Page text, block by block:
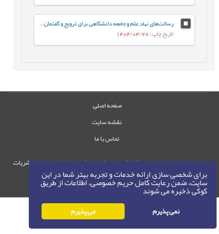
برای شخصی سازی ارائه خدمات و تجربه بهتر شما در این
سایت، ضمن رعایت کامل حریم خصوصی، اطلاعات از طریق
کوکی ذخیره می شوند
نمی پذیرم می پذیرم
رسالت‌های نهاد علم و جامعه دانشگاهی برای ترویج و گفتمان‌سازی الگوی پیشرفت
تاریخ چاپ: 1404/04/28
صفحه اصلی
نقشه سایت
تماس با ما
حقوق این وب‌سایت متعلق به سامانه مدیریت نشریات
رایمگ است.
حق نشر ©
1405-1396